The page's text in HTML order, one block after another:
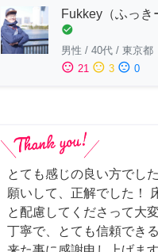
Fukkey（ふっき
check_circle
男性 / 40代 / 東京都
sentiment_satisfied 21 sentiment_neutral 3 sentiment_dissatisfied 0
とても感じの良い方でし
願いして、正解でした！
と配慮してくださって大
丁寧で、とても信頼でき